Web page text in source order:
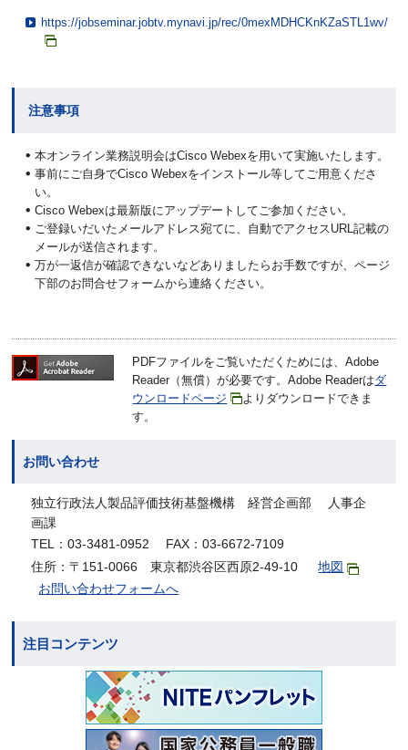
https://jobseminar.jobtv.mynavi.jp/rec/0mexMDHCKnKZaSTL1wv/
注意事項
本オンライン業務説明会はCisco Webexを用いて実施いたします。
事前にご自身でCisco Webexをインストール等してご用意くださ
い。
Cisco Webexは最新版にアップデートしてご参加ください。
ご登録いだいたメールアドレス宛てに、自動でアクセスURL記載の
メールが送信されます。
万が一返信が確認できないなどありましたらお手数ですが、ページ
下部のお問合せフォームから連絡ください。
PDFファイルをご覧いただくためには、Adobe
Reader（無償）が必要です。Adobe Readerはダ
ウンロードページ
よりダウンロードできま
す。
お問い合わせ
独立行政法人製品評価技術基盤機構 経営企画部 人事企
画課
TEL：03-3481-0952 FAX：03-6672-7109
住所：〒151-0066 東京都渋谷区西原2-49-10
地図
お問い合わせフォームへ
注目コンテンツ